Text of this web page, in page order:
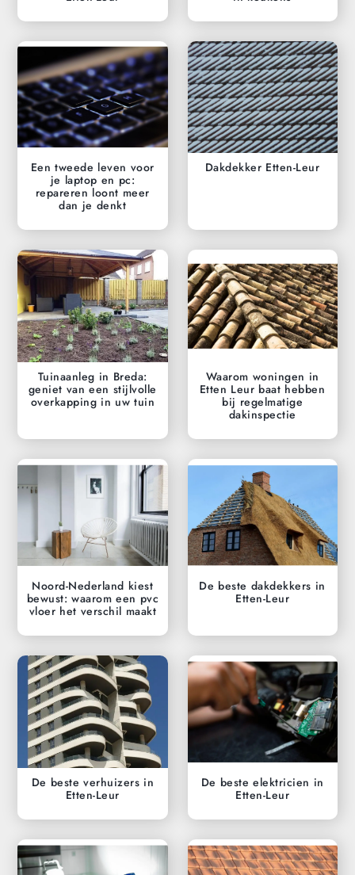
Een tweede leven voor
je laptop en pc:
repareren loont meer
dan je denkt
Dakdekker Etten-Leur
Tuinaanleg in Breda:
geniet van een stijlvolle
overkapping in uw tuin
Waarom woningen in
Etten Leur baat hebben
bij regelmatige
dakinspectie
Noord-Nederland kiest
bewust: waarom een pvc
vloer het verschil maakt
De beste dakdekkers in
Etten-Leur
De beste verhuizers in
Etten-Leur
De beste elektricien in
Etten-Leur